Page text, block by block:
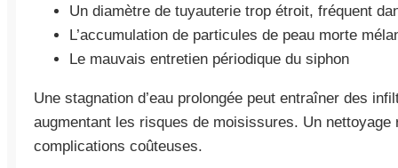
Un diamètre de tuyauterie trop étroit, fréquent
L’accumulation de particules de peau morte
Le mauvais entretien périodique du siphon
Une stagnation d’eau prolongée peut entraîner des
augmentant les risques de moisissures. Un nettoyage
complications coûteuses.